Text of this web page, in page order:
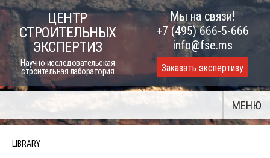
Skip
to
content
ЦЕНТР
СТРОИТЕЛЬНЫХ
ЭКСПЕРТИЗ
Научно-исследовательская
строительная лаборатория
Мы на связи!
+7 (495) 666-5-666
info@fse.ms
Заказать экспертизу
МЕНЮ
LIBRARY